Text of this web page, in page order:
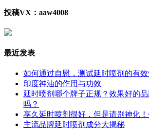
投稿VX：aaw4008
最近发表
如何通过自慰，测试延时喷剂的有效
印度神油的作用与功效
延时喷剂哪个牌子正规？效果好的
吗？
享久延时喷剂很好，但是请别神化
主流品牌延时喷剂成分大揭秘